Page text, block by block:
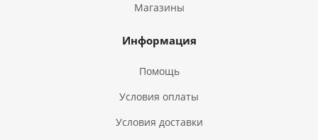
Магазины
Информация
Помощь
Условия оплаты
Условия доставки